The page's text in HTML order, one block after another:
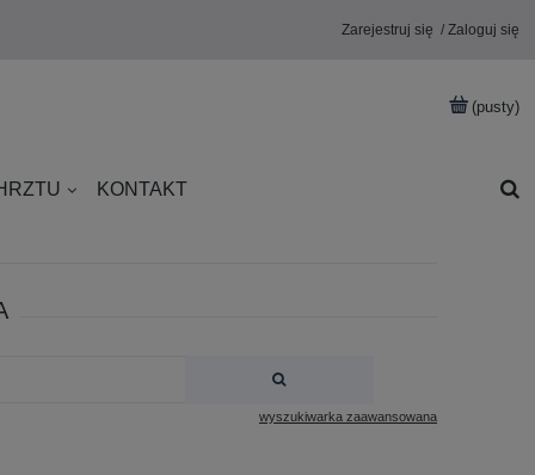
Zarejestruj się Zaloguj się
(pusty)
KONTAKT
wyszukiwarka zaawansowana